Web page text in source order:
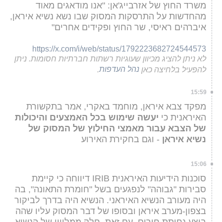
משרד החוץ של אזרבייג'אן: "אנו מודאגים מאוד
מהחדשות על התרסקות המסוק שבו נשא נשיא איראן,
איברהים ראיסי, שר החוץ ופקידים אחרים"
https://x.com/i/web/status/1792223682724544573
לא ניתן להציג מכיוון שעוגיות רשתות חברתיות חסומות. ניתן
להפעיל בלחיצה כאן נהל העדפות.
15:59
מפקד צבא איראן, מוחמד באקרי, אמר בתקשורת
האיראנית כי יעשה שימוש בכל האמצעים והיכולות
של הצבא עבור מאמצי החילוץ של המסוק של
נשיא איראן - וגם בחקירת האירוע
15:06
סוכנות הידיעות האיראנית IRIB דיווחה כי קיימת
סבירות "גבוהה" לנפגעים בשל "חומרת התאונה", בה
היה מעורב הנשיא האיראני. הנשיא היה בדרך לביקור
בצפון-מערב איראן ובסופו של דבר המסוק עליו שהה